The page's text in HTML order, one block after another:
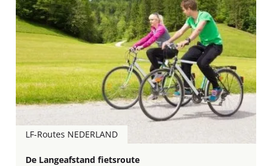
LF-Routes NEDERLAND
De Langeafstand fietsroute